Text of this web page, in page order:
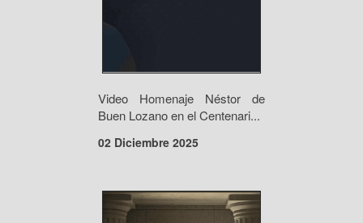
Video Homenaje Néstor de
Buen Lozano en el Centenari...
02 Diciembre 2025